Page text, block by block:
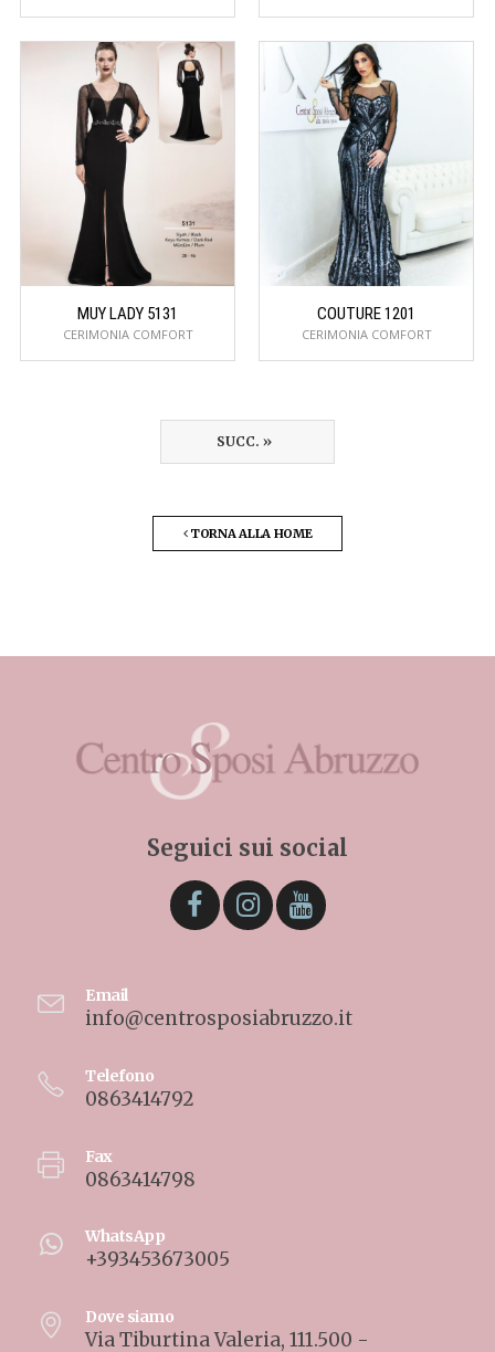
MUY LADY 5131
CERIMONIA COMFORT
COUTURE 1201
CERIMONIA COMFORT
SUCC. »
TORNA ALLA HOME
Seguici sui social
Email
info@centrosposiabruzzo.it
Telefono
0863414792
Fax
0863414798
WhatsApp
+393453673005
Dove siamo
Via Tiburtina Valeria, 111.500 -